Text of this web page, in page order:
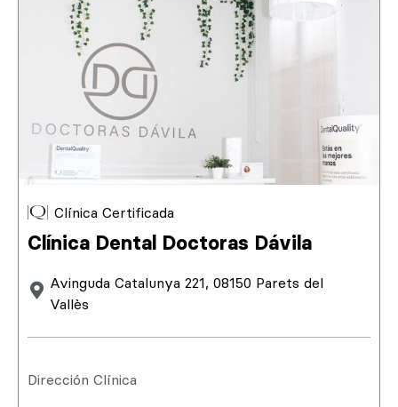
Clínica Certificada
Clínica Dental Doctoras Dávila
Avinguda Catalunya 221, 08150 Parets del
Vallès
Dirección Clínica